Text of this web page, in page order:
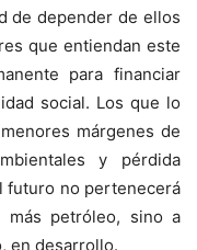
de depender de ellos
que entiendan este
para financiar
social. Los que lo
márgenes de
y pérdida
futuro no pertenecerá
más petróleo, sino a
en desarrollo.